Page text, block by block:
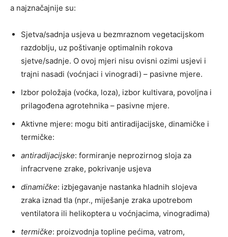
a najznačajnije su:
Sjetva/sadnja usjeva u bezmraznom vegetacijskom
razdoblju, uz poštivanje optimalnih rokova
sjetve/sadnje. O ovoj mjeri nisu ovisni ozimi usjevi i
trajni nasadi (voćnjaci i vinogradi) – pasivne mjere.
Izbor položaja (voćka, loza), izbor kultivara, povoljna i
prilagođena agrotehnika – pasivne mjere.
Aktivne mjere: mogu biti antiradijacijske, dinamičke i
termičke:
antiradijacijske: formiranje neprozirnog sloja za
infracrvene zrake, pokrivanje usjeva
dinamičke: izbjegavanje nastanka hladnih slojeva
zraka iznad tla (npr., miješanje zraka upotrebom
ventilatora ili helikoptera u voćnjacima, vinogradima)
termičke: proizvodnja topline pećima, vatrom,